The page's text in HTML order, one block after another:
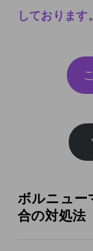
しております。
ボルニュー
合の対処法